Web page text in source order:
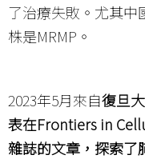
了治療失敗。尤其中
株是MRMP。
2023年5月來自復旦
表在Frontiers in
雜誌的文章，探索了